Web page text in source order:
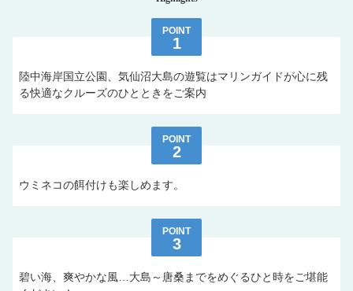
POINT
1
陸中海岸国立公園、気仙沼大島の遊覧はマリンガイドが心に残
る快適なクルーズのひとときをご案内
POINT
2
ウミネコの餌付けも楽しめます。
POINT
3
碧い海、爽やかな風…大島～唐桑までをめぐるひと時をご堪能